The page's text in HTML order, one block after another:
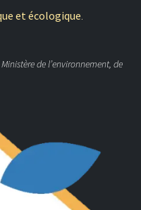
et écologique.
de l’environnement, de